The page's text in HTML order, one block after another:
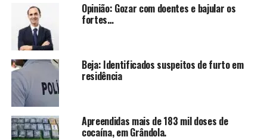
Opinião: Gozar com doentes e bajular os
fortes…
Beja: Identificados suspeitos de furto em
residência
Apreendidas mais de 183 mil doses de
cocaína, em Grândola.